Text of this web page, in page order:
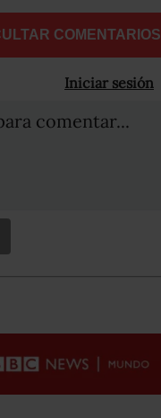
COMENTARIOS
Iniciar sesión
comentar...